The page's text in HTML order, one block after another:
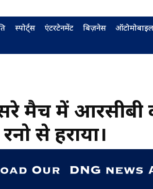
स्पोर्ट्स एंटरटेनमेंट बिज़नेस ऑटोमोबाइल
मैच में आरसीबी
से हराया।